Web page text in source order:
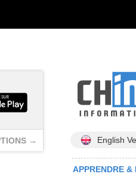
→ English
APPRENDRE &